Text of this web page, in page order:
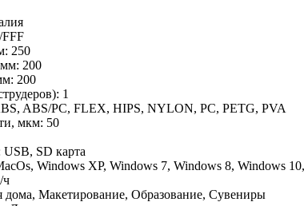
250
200
200
1
ABS/PC, FLEX, HIPS, NYLON, PC, PETG, PVA
мкм: 50
USB, SD карта
Windows XP, Windows 7, Windows 8, Windows
ч
дома, Макетирование, Образование, Сувениры